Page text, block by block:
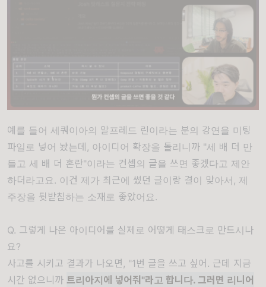
예를 들어 세쿼이아의 알프레드 린이라는 분의 강연을 미팅
파일로 넣어 놨는데, 아이디어 확장을 돌리니까 "세 배 더 만
들고 세 배 더 혼란"이라는 컨셉의 글을 쓰면 좋겠다고 제안
하더라고요. 이건 제가 최근에 썼던 글이랑 결이 맞아서, 제
주장을 뒷받침하는 소재로 좋았어요.
Q. 그렇게 나온 아이디어를 실제로 어떻게 태스크로 만드시나
요?
사고를 시키고 결과가 나오면, "1번 글을 쓰고 싶어. 근데 지금
시간 없으니까 트리아지에 넣어줘"라고 합니다. 그러면 리니어